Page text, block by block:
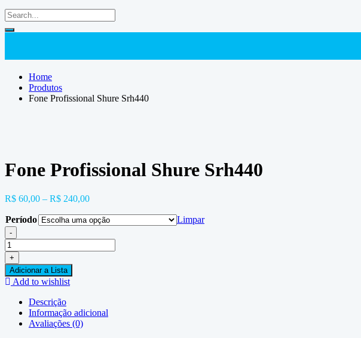
Home
Produtos
Fone Profissional Shure Srh440
Fone Profissional Shure Srh440
R$ 60,00 – R$ 240,00
Período Limpar
-
Fone
Profissional
Shure
Srh440
quantidade
+
Adicionar a Lista
Add to wishlist
Descrição
Informação adicional
Avaliações (0)